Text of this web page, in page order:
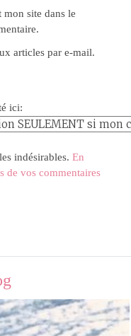
site dans le
articles par e-mail.
ici:
indésirables. En
de vos commentaires